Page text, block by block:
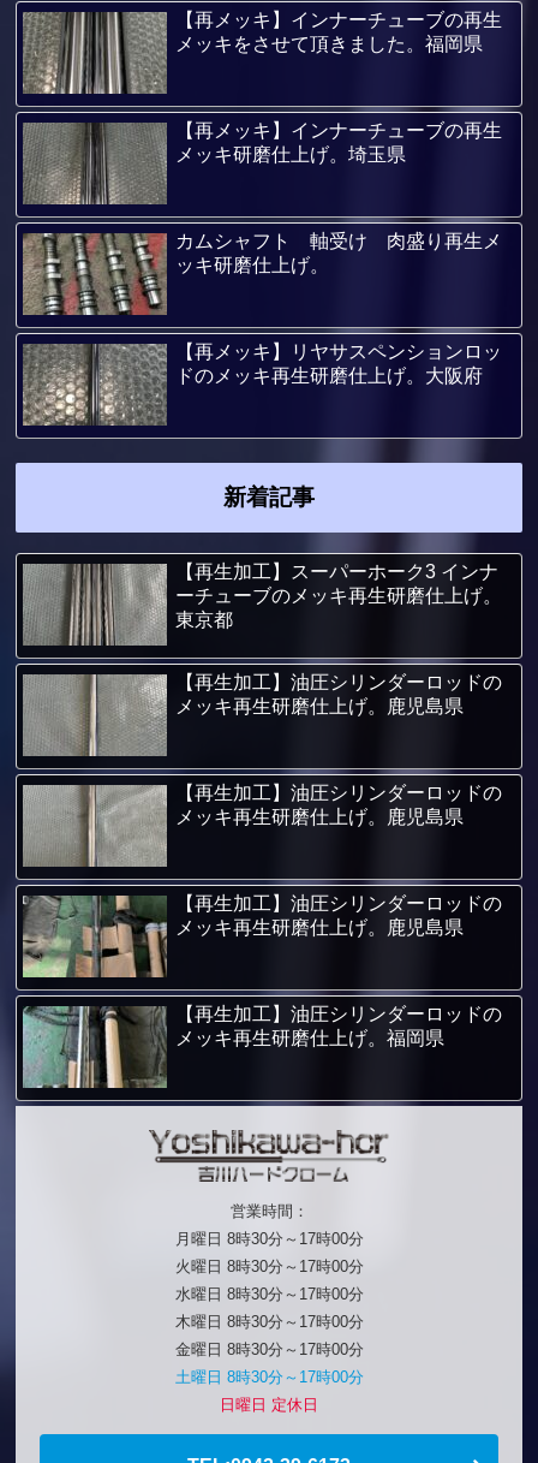
【再メッキ】インナーチューブの再生
メッキをさせて頂きました。福岡県
【再メッキ】インナーチューブの再生
メッキ研磨仕上げ。埼玉県
カムシャフト 軸受け 肉盛り再生メ
ッキ研磨仕上げ。
【再メッキ】リヤサスペンションロッ
ドのメッキ再生研磨仕上げ。大阪府
新着記事
【再生加工】スーパーホーク3 インナ
ーチューブのメッキ再生研磨仕上げ。
東京都
【再生加工】油圧シリンダーロッドの
メッキ再生研磨仕上げ。鹿児島県
【再生加工】油圧シリンダーロッドの
メッキ再生研磨仕上げ。鹿児島県
【再生加工】油圧シリンダーロッドの
メッキ再生研磨仕上げ。鹿児島県
【再生加工】油圧シリンダーロッドの
メッキ再生研磨仕上げ。福岡県
営業時間：
月曜日 8時30分～17時00分
火曜日 8時30分～17時00分
水曜日 8時30分～17時00分
木曜日 8時30分～17時00分
金曜日 8時30分～17時00分
土曜日 8時30分～17時00分
日曜日 定休日